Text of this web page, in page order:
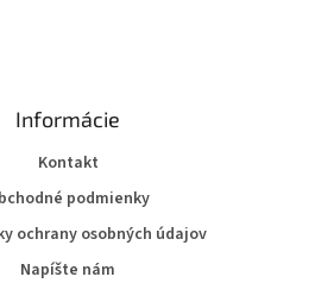
Informácie
Kontakt
podmienky
ochrany osobných údajov
Napíšte nám